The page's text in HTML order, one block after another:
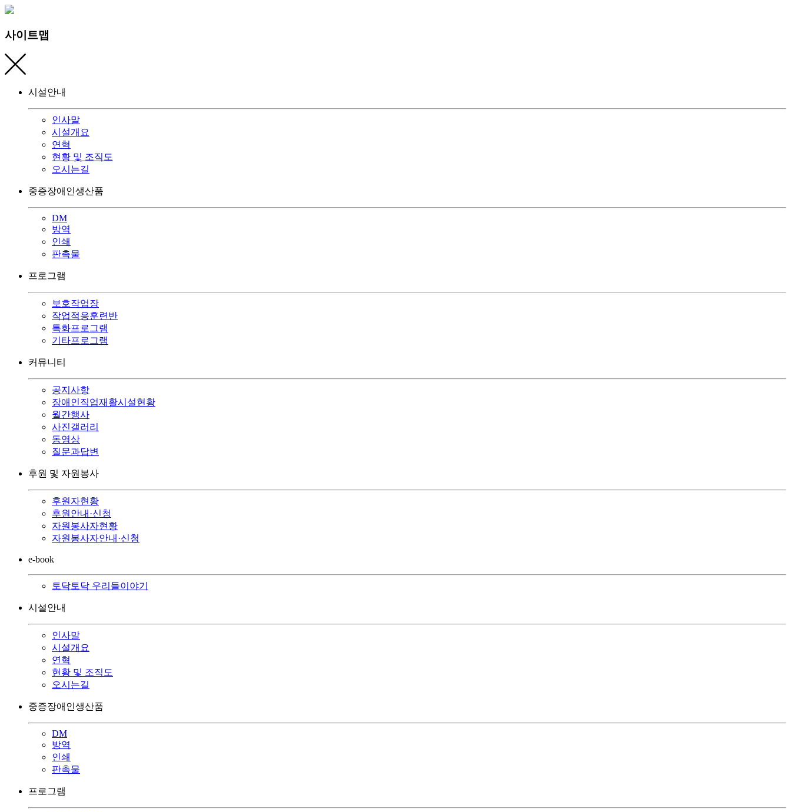
사이트맵
시설안내
인사말
시설개요
연혁
현황 및 조직도
오시는길
중증장애인생산품
DM
방역
인쇄
판촉물
프로그램
보호작업장
작업적응훈련반
특화프로그램
기타프로그램
커뮤니티
공지사항
장애인직업재활시설현황
월간행사
사진갤러리
동영상
질문과답변
후원 및 자원봉사
후원자현황
후원안내·신청
자원봉사자현황
자원봉사자안내·신청
e-book
토닥토닥 우리들이야기
시설안내
인사말
시설개요
연혁
현황 및 조직도
오시는길
중증장애인생산품
DM
방역
인쇄
판촉물
프로그램